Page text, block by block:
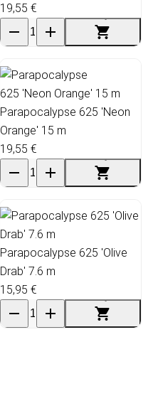
19,55 €
Parapocalypse 625 'Neon
Orange' 15 m
19,55 €
Parapocalypse 625 'Olive
Drab' 7.6 m
15,95 €